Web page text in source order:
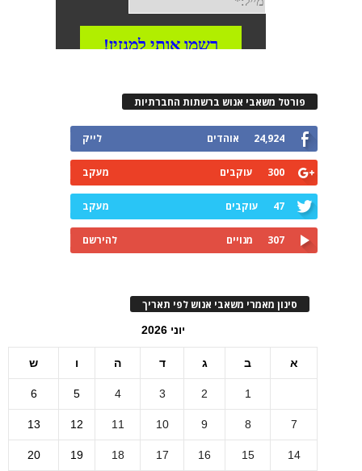
פורטל משאבי אנוש ברשתות החברתיות
24,924 אוהדים לייק
300 עוקבים מעקב
47 עוקבים מעקב
307 מנויים להירשם
סינון מאמרי משאבי אנוש לפי תאריך
יוני 2026
א ב ג ד ה ו ש
1
2
3
4
5
6
7
8
9
10
11
12
13
14
15
16
17
18
19
20